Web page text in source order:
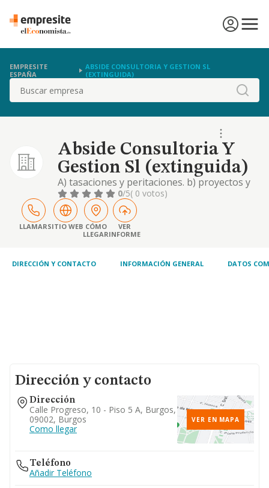
EMPRESITE
ESPAÑA
ABSIDE CONSULTORIA Y GESTION SL
(EXTINGUIDA)
Buscar
Abside Consultoria Y
Gestion Sl (extinguida)
A) tasaciones y peritaciones. b) proyectos y
asesoría para desarrollos industriales
0/5( 0 votos)
LLAMARSITIO WEB CÓMO
LLEGAR
VER
INFORME
DIRECCIÓN Y CONTACTO INFORMACIÓN GENERAL DATOS
Dirección y contacto
Dirección
Calle Progreso, 10 - Piso 5 A, Burgos,
09002, Burgos
Como llegar
VER EN MAPA
Teléfono
Añadir Teléfono